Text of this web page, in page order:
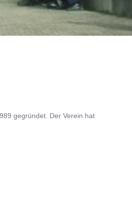
gegründet. Der Verein hat